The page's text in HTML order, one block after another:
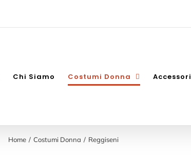
Chi Siamo Costumi Donna Accessori
Home Costumi Donna Reggiseni